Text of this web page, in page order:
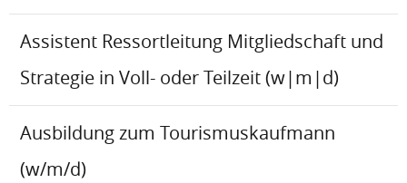
Assistent Ressortleitung Mitgliedschaft und
Strategie in Voll- oder Teilzeit (w|m|d)
Ausbildung zum Tourismuskaufmann
(w/m/d)